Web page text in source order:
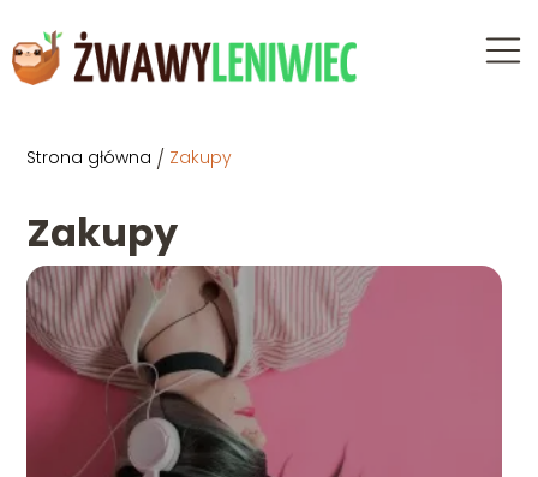
Strona główna / Zakupy
Zakupy